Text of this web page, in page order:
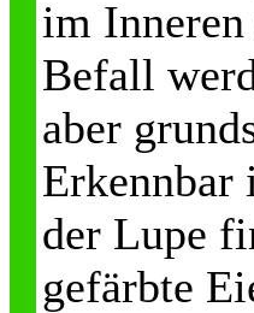
im
Befall
aber
der Lupe
gefärbte